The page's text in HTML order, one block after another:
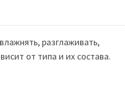
разглаживать,
от типа и их состава.